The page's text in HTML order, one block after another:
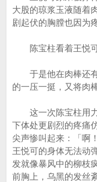
大股的琼浆玉液随着
剧起伏的胸膛也因为
陈宝柱看着王悦可
于是他在肉棒还有
的一压一挺，又将肉
这一次陈宝柱用力
下体处更剧烈的疼痛
尖声惨叫起来：「啊
王悦可的身体无法动
发就像暴风中的柳枝
前胸上，乌黑的发丝